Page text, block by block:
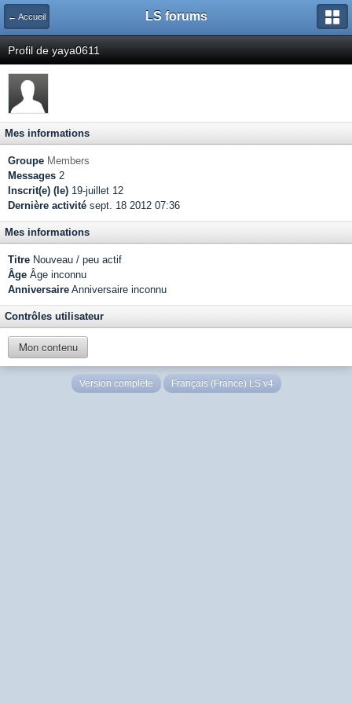
← Accueil LS forums
Profil de yaya0611
Mes informations
Groupe Members
Messages 2
Inscrit(e) (le) 19-juillet 12
Dernière activité sept. 18 2012 07:36
Mes informations
Titre Nouveau / peu actif
Âge Âge inconnu
Anniversaire Anniversaire inconnu
Contrôles utilisateur
Mon contenu
Version complète Français (France) LS v4